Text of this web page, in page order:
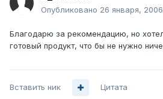
Опубликовано 26 января, 2006
Благодарю за рекомендацию, но
готовый продукт, что бы не нужно
Вставить ник Цитата